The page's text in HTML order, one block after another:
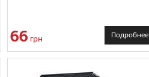
66 грн Подробнее